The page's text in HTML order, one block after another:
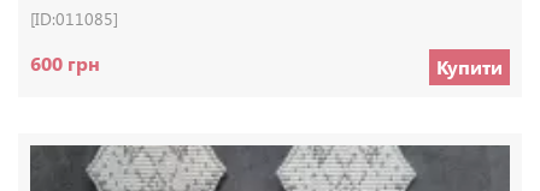
[ID:011085]
600 грн Купити